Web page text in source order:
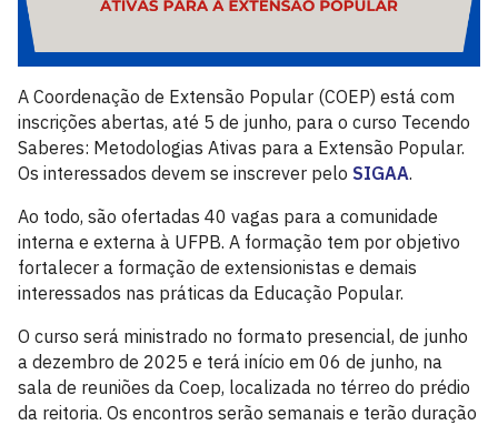
A Coordenação de Extensão Popular (COEP) está com
inscrições abertas, até 5 de junho, para o curso Tecendo
Saberes: Metodologias Ativas para a Extensão Popular.
Os interessados devem se inscrever pelo SIGAA.
Ao todo, são ofertadas 40 vagas para a comunidade
interna e externa à UFPB. A formação tem por objetivo
fortalecer a formação de extensionistas e demais
interessados nas práticas da Educação Popular.
O curso será ministrado no formato presencial, de junho
a dezembro de 2025 e terá início em 06 de junho, na
sala de reuniões da Coep, localizada no térreo do prédio
da reitoria. Os encontros serão semanais e terão duração